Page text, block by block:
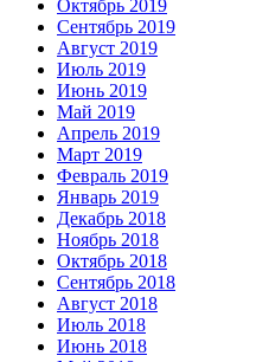
Октябрь 2019
Сентябрь 2019
Август 2019
Июль 2019
Июнь 2019
Май 2019
Апрель 2019
Март 2019
Февраль 2019
Январь 2019
Декабрь 2018
Ноябрь 2018
Октябрь 2018
Сентябрь 2018
Август 2018
Июль 2018
Июнь 2018